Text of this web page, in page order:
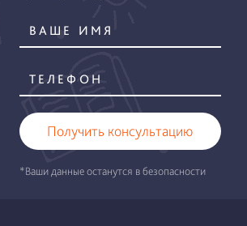
Получить консультацию
*Ваши данные останутся в безопасности